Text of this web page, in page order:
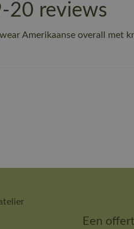
20 reviews
Amerikaanse overall met
Een